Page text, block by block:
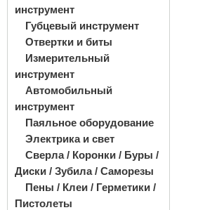
инструмент
Губцевый инструмент
Отвертки и биты
Измерительный
инструмент
Автомобильный
инструмент
Паяльное оборудование
Электрика и свет
Сверла / Коронки / Буры /
Диски / Зубила / Саморезы
Пены / Клеи / Герметики /
Пистолеты